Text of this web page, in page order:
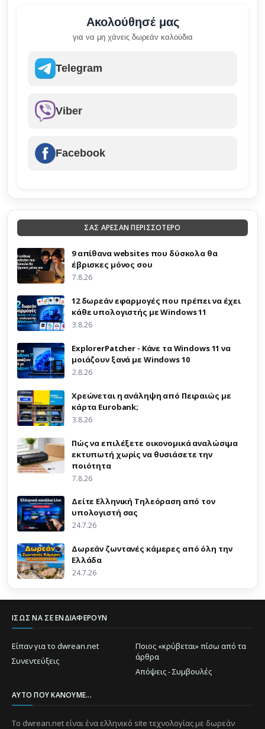
Ακολούθησέ μας
για να μη χάνεις δωρεάν καλούδια
Telegram
Viber
Facebook
ΣΑΣ ΑΡΕΣΑΝ ΠΕΡΙΣΣΟΤΕΡΟ
9 απίθανα websites που δύσκολα θα
έβρισκες μόνος σου
7.8.26
12 δωρεάν εφαρμογές που πρέπει να έχει
κάθε υπολογιστής με Windows 11
3.8.26
ExplorerPatcher - Κάνε τα Windows 11 να
μοιάζουν ξανά με Windows 10
2.8.26
Χρεώνεται η ανάληψη από Πειραιώς με
κάρτα Eurobank;
3.8.26
Πώς να επιλέξετε οικονομικά αναλώσιμα
εκτυπωτή χωρίς να θυσιάσετε την
ποιότητα
7.8.26
Δείτε Ελληνική Τηλεόραση από τον
υπολογιστή σας
24.7.26
Δωρεάν ζωντανές κάμερες από όλη την
Ελλάδα
24.7.26
ΊΣΩΣ ΝΑ ΣΕ ΕΝΔΙΑΦΈΡΟΥΝ
Είπαν για το dwrean.net
Ποιος «κρύβεται» πίσω από τα
άρθρα
Συνεντεύξεις
Απόψεις - Συμβουλές
ΑΥΤΌ ΠΟΥ ΚΆΝΟΥΜΕ...
Το dwrean.net είναι ένα ελληνικό site τεχνολογίας με δωρεάν